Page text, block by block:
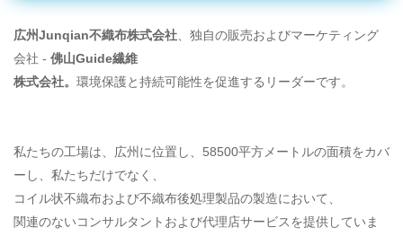
広州Junqian不織布株式会社 、独自の販売およびマーケティング
会社 - 佛山Guide繊維
株式会社。 環境保護と持続可能性を促進するリーダーです。
私たちの工場は、広州に位置し、58500平方メートルの面積をカバ
ーし、私たちだけでなく、
コイル状不織布および不織布後処理製品の製造において、
関連のないコンサルタントおよび代理店サービスを提供していま